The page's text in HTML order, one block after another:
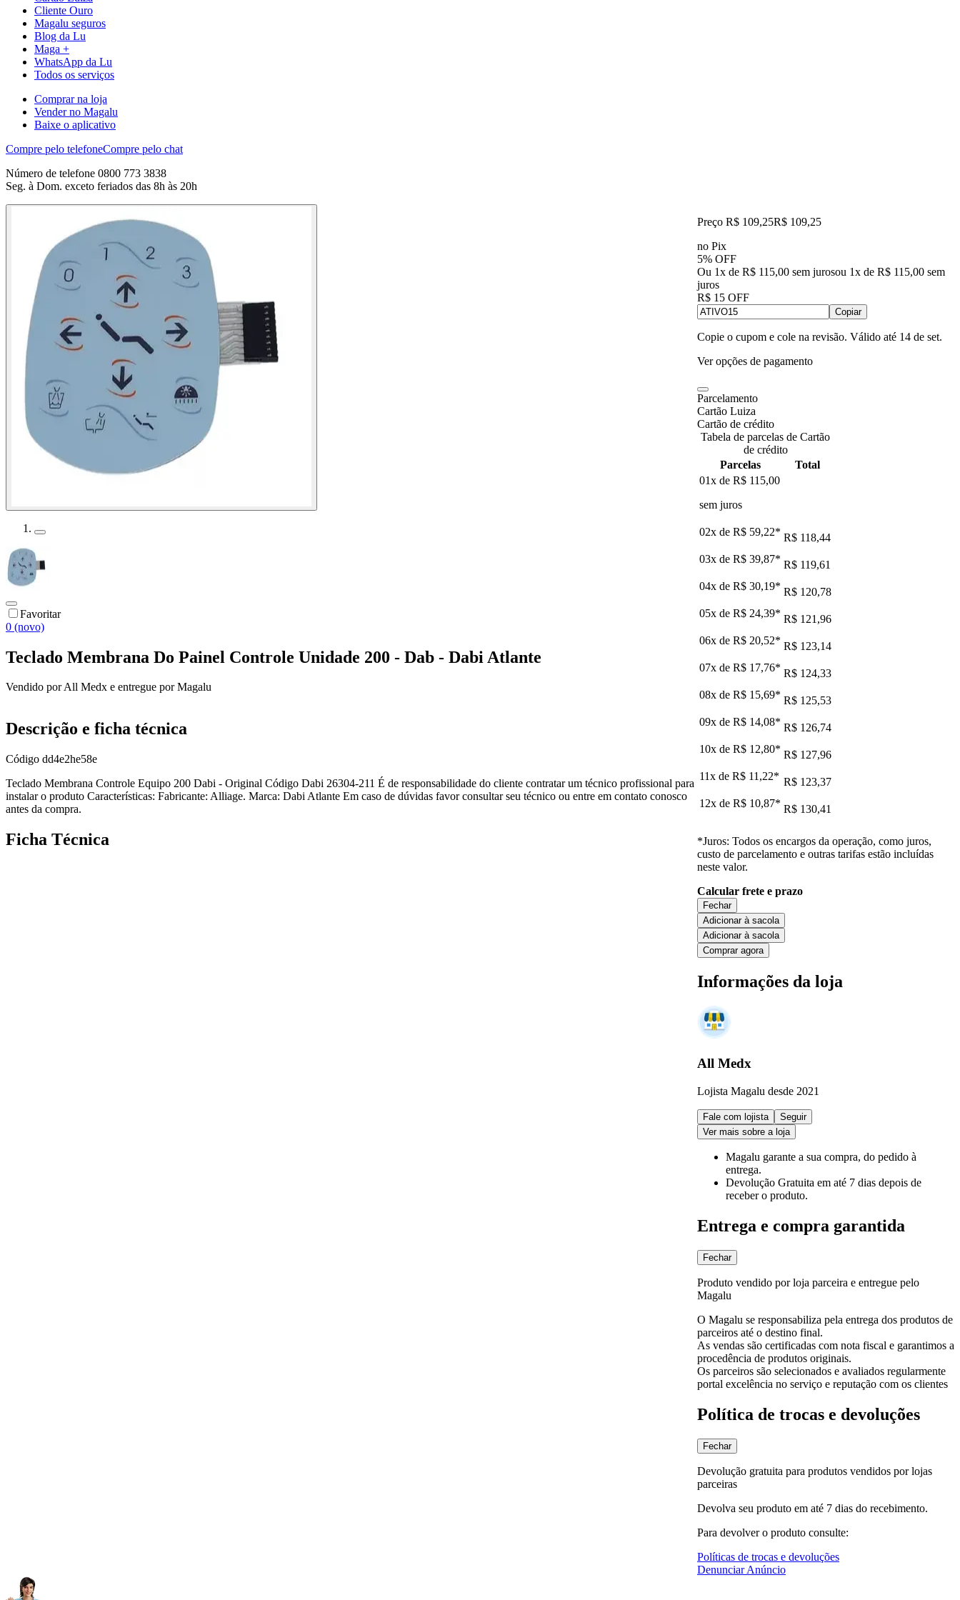
Cliente Ouro
Magalu seguros
Blog da Lu
Maga +
WhatsApp da Lu
Todos os serviços
Comprar na loja
Vender no Magalu
Baixe o aplicativo
Compre pelo telefoneCompre pelo chat
Número de telefone 0800 773 3838
Seg. à Dom. exceto feriados das 8h às 20h
Favoritar
0 (novo)
Teclado Membrana Do Painel Controle Unidade 200 - Dab - Dabi Atlante
Vendido porAll Medx e entregue por Magalu
Preço R$ 109,25R$ 109,25
no Pix
5% OFF
Ou 1x de R$ 115,00 sem jurosou 1x de R$ 115,00 sem
juros
R$ 15 OFF
Copiar
Copie o cupom e cole na revisão. Válido até 14 de set.
Ver opções de pagamento
Parcelamento
Cartão Luiza
Cartão de crédito
Tabela de parcelas de Cartão
de crédito
Parcelas
Total
01x de R$ 115,00
sem juros
02x de R$ 59,22* R$ 118,44
03x de R$ 39,87* R$ 119,61
04x de R$ 30,19* R$ 120,78
05x de R$ 24,39* R$ 121,96
06x de R$ 20,52* R$ 123,14
07x de R$ 17,76* R$ 124,33
08x de R$ 15,69* R$ 125,53
09x de R$ 14,08* R$ 126,74
10x de R$ 12,80* R$ 127,96
11x de R$ 11,22* R$ 123,37
12x de R$ 10,87* R$ 130,41
*Juros: Todos os encargos da operação, como juros,
custo de parcelamento e outras tarifas estão incluídas
neste valor.
Calcular frete e prazo
Fechar
Adicionar à sacola
Adicionar à sacola
Comprar agora
Informações da loja
All Medx
Lojista Magalu desde 2021
Fale com lojista
Seguir
Ver mais sobre a loja
Magalu garante a sua compra, do pedido à
entrega.
Devolução Gratuita em até 7 dias depois de
receber o produto.
Entrega e compra garantida
Fechar
Produto vendido por loja parceira e entregue pelo
Magalu
O Magalu se responsabiliza pela entrega dos produtos de
parceiros até o destino final.
As vendas são certificadas com nota fiscal e garantimos a
procedência de produtos originais.
Os parceiros são selecionados e avaliados regularmente
portal excelência no serviço e reputação com os clientes
Política de trocas e devoluções
Fechar
Devolução gratuita para produtos vendidos por lojas
parceiras
Devolva seu produto em até 7 dias do recebimento.
Para devolver o produto consulte:
Políticas de trocas e devoluções
Denunciar Anúncio
Descrição e ficha técnica
Código dd4e2he58e
Teclado Membrana Controle Equipo 200 Dabi - Original Código Dabi 26304-211 É de responsabilidade do cliente contratar um técnico profissional para
instalar o produto Características: Fabricante: Alliage. Marca: Dabi Atlante Em caso de dúvidas favor consultar seu técnico ou entre em contato conosco
antes da compra.
Ficha Técnica